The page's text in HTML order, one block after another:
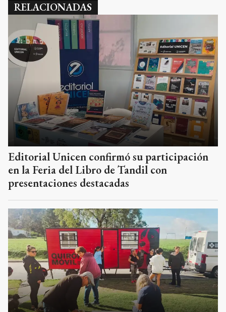
RELACIONADAS
Editorial Unicen confirmó su participación
en la Feria del Libro de Tandil con
presentaciones destacadas